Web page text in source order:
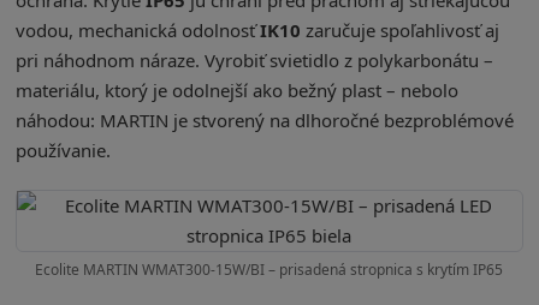
vodou, mechanická odolnosťIK10 zaručuje spoľahlivosť aj
pri náhodnom náraze. Vyrobiť svietidlo z polykarbonátu –
materiálu, ktorý je odolnejší ako bežný plast – nebolo
náhodou: MARTIN je stvorený na dlhoročné bezproblémové
používanie.
Ecolite MARTIN WMAT300-15W/BI – prisadená stropnica s krytím IP65